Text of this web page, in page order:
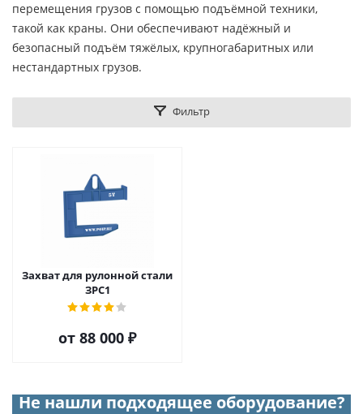
перемещения грузов с помощью подъёмной техники,
такой как краны. Они обеспечивают надёжный и
безопасный подъём тяжёлых, крупногабаритных или
нестандартных грузов.
Фильтр
Захват для рулонной стали
ЗРС1
от 88 000 ₽
Не нашли подходящее оборудование?